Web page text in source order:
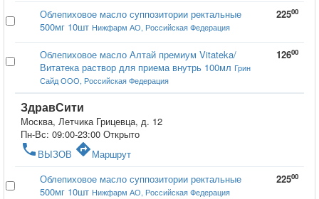
Облепиховое масло суппозитории ректальные
500мг 10шт Нижфарм АО, Российская Федерация
22500
Облепиховое масло Алтай премиум Vitateka/
Витатека раствор для приема внутрь 100мл Грин
Сайд ООО, Российская Федерация
12600
ЗдравСити
Москва, Летчика Грицевца, д. 12
Пн-Вс: 09:00-23:00 Открыто
phone ВЫЗОВ directionsМаршрут
Облепиховое масло суппозитории ректальные
500мг 10шт Нижфарм АО, Российская Федерация
22500